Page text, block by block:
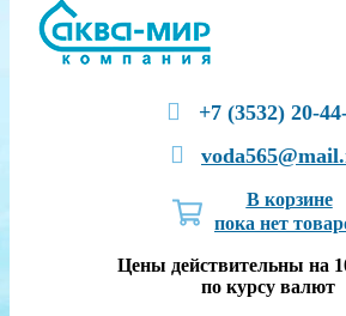
+7 (3532) 20-
В корзине
пока нет
Цены действительны на
по курсу валют